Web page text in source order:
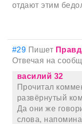
отдают этим
#29 Пишет
Отвечая на
василий 32
Прочитал
развёрнутый
Да они же
слова,